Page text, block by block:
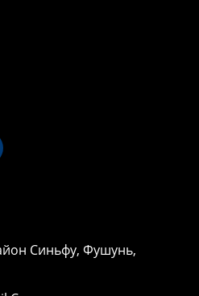
Синьфу, Фушунь,